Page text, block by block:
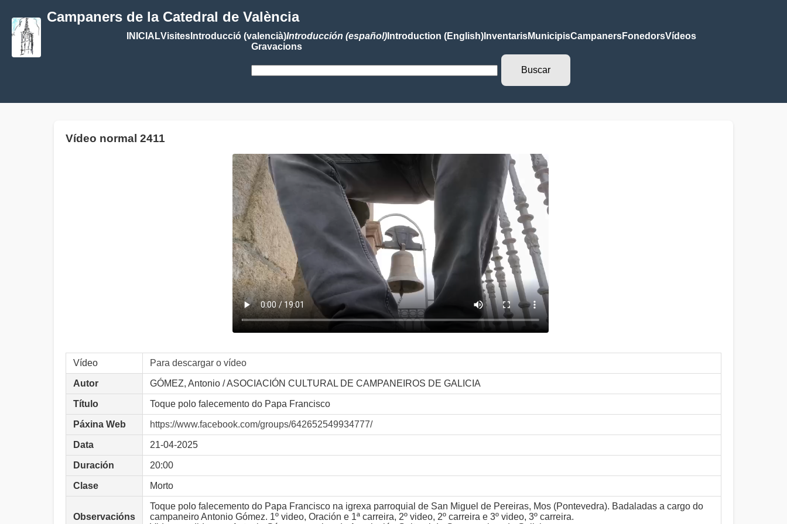
Campaners de la Catedral de València
INICIALVisitesIntroducció (valencià)Introducción (español)Introduction (English)InventarisMunicipisCampanersFonedorsVídeos
Gravacions
Vídeo normal 2411
Vídeo Para descargar o vídeo
Autor GÓMEZ, Antonio / ASOCIACIÓN CULTURAL DE CAMPANEIROS DE GALICIA
Título Toque polo falecemento do Papa Francisco
Páxina Web https://www.facebook.com/groups/642652549934777/
Data 21-04-2025
Duración 20:00
Clase Morto
Observacións
Toque polo falecemento do Papa Francisco na igrexa parroquial de San Miguel de Pereiras, Mos (Pontevedra). Badaladas a cargo do
campaneiro Antonio Gómez. 1º video, Oración e 1ª carreira, 2º video, 2º carreira e 3º video, 3º carreira.